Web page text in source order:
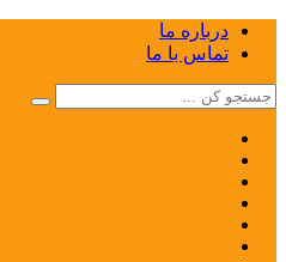
درباره ما
تماس با ما